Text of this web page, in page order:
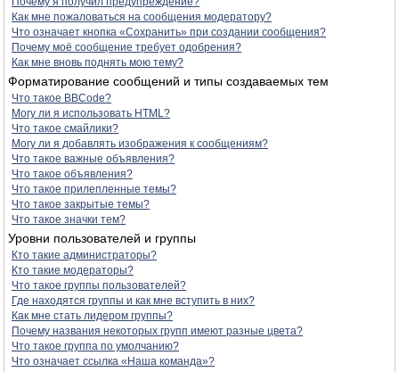
Как мне пожаловаться на сообщения модератору?
Что означает кнопка «Сохранить» при создании сообщения?
Почему моё сообщение требует одобрения?
Как мне вновь поднять мою тему?
Форматирование сообщений и типы создаваемых тем
Что такое BBCode?
Могу ли я использовать HTML?
Что такое смайлики?
Могу ли я добавлять изображения к сообщениям?
Что такое важные объявления?
Что такое объявления?
Что такое прилепленные темы?
Что такое закрытые темы?
Что такое значки тем?
Уровни пользователей и группы
Кто такие администраторы?
Кто такие модераторы?
Что такое группы пользователей?
Где находятся группы и как мне вступить в них?
Как мне стать лидером группы?
Почему названия некоторых групп имеют разные цвета?
Что такое группа по умолчанию?
Что означает ссылка «Наша команда»?